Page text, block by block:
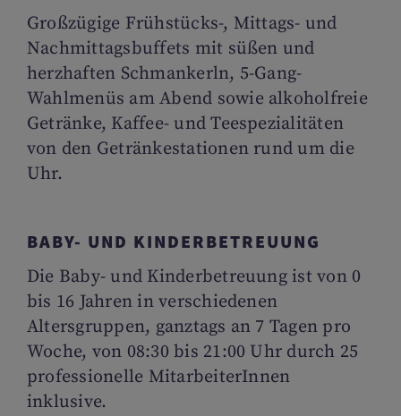
Großzügige Frühstücks-, Mittags- und
Nachmittagsbuffets mit süßen und
herzhaften Schmankerln, 5-Gang-
Wahlmenüs am Abend sowie alkoholfreie
Getränke, Kaffee- und Teespezialitäten
von den Getränkestationen rund um die
Uhr.
BABY- UND KINDERBETREUUNG
Die Baby- und Kinderbetreuung ist von 0
bis 16 Jahren in verschiedenen
Altersgruppen, ganztags an 7 Tagen pro
Woche, von 08:30 bis 21:00 Uhr durch 25
professionelle MitarbeiterInnen
inklusive.